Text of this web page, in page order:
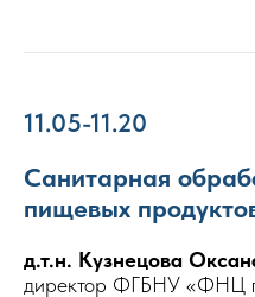
11.05-11.20
Санитарная
пищевых
д.т.н. Кузнецова
директор ФГБНУ «ФНЦ